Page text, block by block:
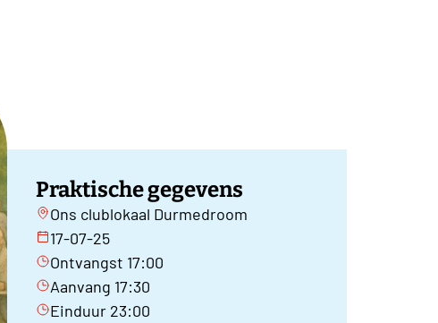
Praktische gegevens
Ons clublokaal Durmedroom
17-07-25
Ontvangst 17:00
Aanvang 17:30
Einduur 23:00